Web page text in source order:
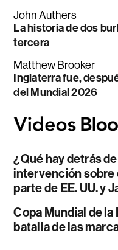
John Authers
La historia de dos
tercera
Matthew Brooker
Inglaterra fue,
del Mundial 2026
¿Qué hay detrás
intervención sobre
parte de EE. UU. y
Copa Mundial de la
batalla de las